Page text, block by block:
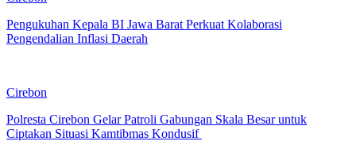
Pengukuhan Kepala BI Jawa Barat Perkuat Kolaborasi
Pengendalian Inflasi Daerah
Cirebon
Polresta Cirebon Gelar Patroli Gabungan Skala Besar untuk
Ciptakan Situasi Kamtibmas Kondusif